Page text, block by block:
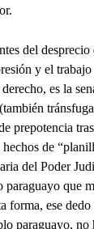
del desprecio
y el
es la
prepotencia
de
del Poder
que
forma, ese dedo
paraguayo, no